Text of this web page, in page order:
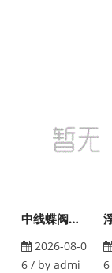
中线蝶阀的简介
2026-08-0
6 / by admi
6